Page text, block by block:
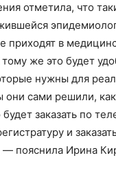
отметила, что
приходят в
же это будет
нужны для
сами решили,
заказать по
и
пояснила Ирина